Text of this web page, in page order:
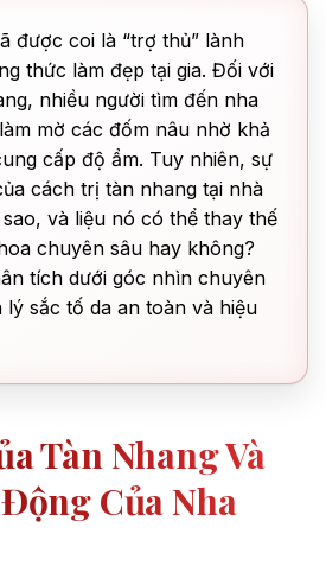
được coi là “trợ thủ” lành
thức làm đẹp tại gia. Đối với
nhiều người tìm đến nha
mờ các đốm nâu nhờ khả
cấp độ ẩm. Tuy nhiên, sự
cách trị tàn nhang tại nhà
và liệu nó có thể thay thế
chuyên sâu hay không?
tích dưới góc nhìn chuyên
lý sắc tố da an toàn và hiệu
Tàn Nhang Và
Của Nha